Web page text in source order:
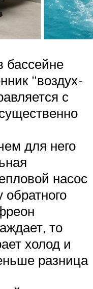
бассейне
“воздух-
с
для него
насос
обратного
то
холод и
разница